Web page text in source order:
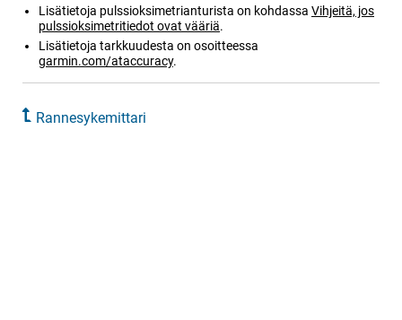
Lisätietoja pulssioksimetrianturista on kohdassa Vihjeitä, jos
pulssioksimetritiedot ovat vääriä.
Lisätietoja tarkkuudesta on osoitteessa
garmin.com/ataccuracy.
Rannesykemittari